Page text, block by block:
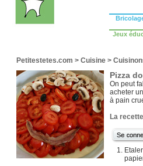
Jeux
Petitestetes.com > Cuisine >
Pizza
On peut
acheter
à pain
La